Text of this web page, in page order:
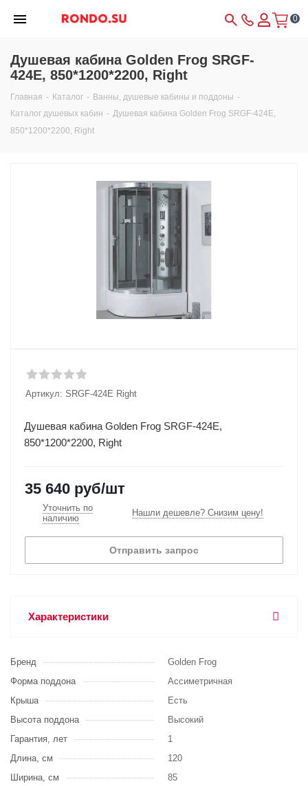
0
Душевая кабина Golden Frog SRGF-
424E, 850*1200*2200, Right
Главная - Каталог - Ванны, душевые кабины и поддоны -
Каталог душевых кабин - Душевая кабина Golden Frog SRGF-424E,
850*1200*2200, Right
Артикул: SRGF-424E Right
Душевая кабина Golden Frog SRGF-424E,
850*1200*2200, Right
35 640 руб/шт
Уточнить по
наличию
Нашли дешевле? Снизим цену!
Отправить запрос
Характеристики
Бренд
Golden Frog
Форма поддона
Ассиметричная
Крыша
Есть
Высота поддона
Высокий
Гарантия, лет
1
Длина, см
120
Ширина, см
85